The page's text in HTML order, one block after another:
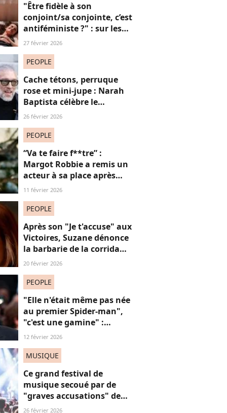
"Être fidèle à son
conjoint/sa conjointe, c’est
antiféministe ?" : sur les
réseaux sociaux, cette
27 février 2026
PEOPLE
Cache tétons, perruque
rose et mini-jupe : Narah
Baptista célèbre le
carnaval de Rio avec son
de 30 ans son aîné
26 février 2026
PEOPLE
“Va te faire f**tre” :
Margot Robbie a remis un
acteur à sa place après
qu’il lui a conseillé de
11 février 2026
PEOPLE
Après son "Je t'accuse" aux
Victoires, Suzane dénonce
la barbarie de la corrida
avec cette reprise iconique
20 février 2026
PEOPLE
"Elle n'était même pas née
au premier Spider-man",
"c'est une gamine" :
l'apparition de cet acteur
ans de moins que lui
12 février 2026
MUSIQUE
Ce grand festival de
musique secoué par de
"graves accusations" de
violences sexistes et
26 février 2026